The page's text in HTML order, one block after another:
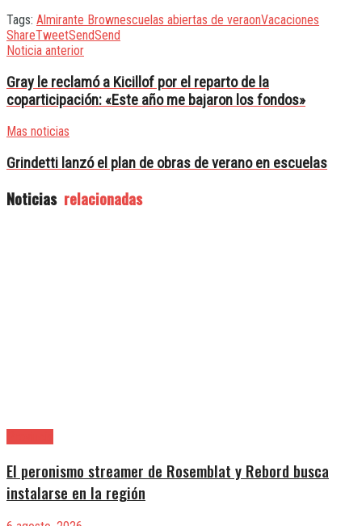
Tags: Almirante Brownescuelas abiertas de veraonVacaciones
ShareTweetSendSend
Noticia anterior
Gray le reclamó a Kicillof por el reparto de la
coparticipación: «Este año me bajaron los fondos»
Mas noticias
Grindetti lanzó el plan de obras de verano en escuelas
Noticias relacionadas
El peronismo streamer de Rosemblat y Rebord busca
instalarse en la región